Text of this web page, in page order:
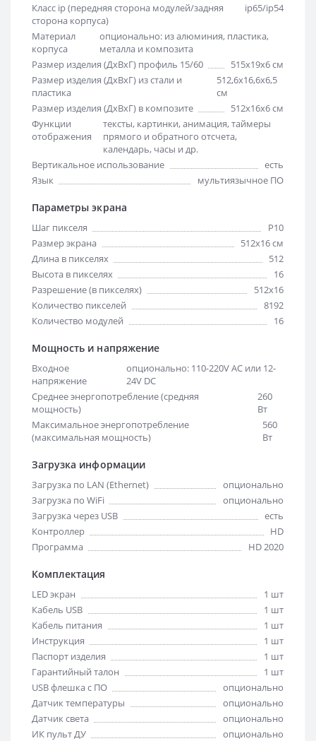
Класс ip (передняя сторона модулей/задняя
сторона корпуса)
ip65/ip54
Материал
корпуса
опционально: из алюминия, пластика,
металла и композита
Размер изделия (ДхВхГ) профиль 15/60
515х19х6 см
Размер изделия (ДхВхГ) из стали и
пластика
512,6х16,6х6,5
см
Размер изделия (ДхВхГ) в композите
512х16х6 см
Функции
отображения
тексты, картинки, анимация, таймеры
прямого и обратного отсчета,
календарь, часы и др.
Вертикальное использование
есть
Язык
мультиязычное ПО
Параметры экрана
Шаг пикселя
Р10
Размер экрана
512х16 см
Длина в пикселях
512
Высота в пикселях
16
Разрешение (в пикселях)
512x16
Количество пикселей
8192
Количество модулей
16
Мощность и напряжение
Входное
напряжение
опционально: 110-220V AC или 12-
24V DC
Среднее энергопотребление (средняя
мощность)
260
Вт
Максимальное энергопотребление
(максимальная мощность)
560
Вт
Загрузка информации
Загрузка по LAN (Ethernet)
опционально
Загрузка по WiFi
опционально
Загрузка через USB
есть
Контроллер
HD
Программа
HD 2020
Комплектация
LED экран
1 шт
Кабель USB
1 шт
Кабель питания
1 шт
Инструкция
1 шт
Паспорт изделия
1 шт
Гарантийный талон
1 шт
USB флешка с ПО
опционально
Датчик температуры
опционально
Датчик света
опционально
ИК пульт ДУ
опционально